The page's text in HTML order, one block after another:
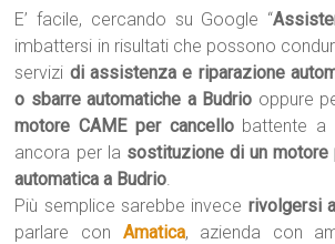
E’ facile, cercando su Google “
imbattersi in risultati che possono
servizi di assistenza e riparazione
o sbarre automatiche a Budrio oppure
motore CAME per cancellobattente a
ancora per la sostituzione di un motore
automatica a Budrio.
Più semplice sarebbe invece rivolgersi
parlare con Amatica, azienda con